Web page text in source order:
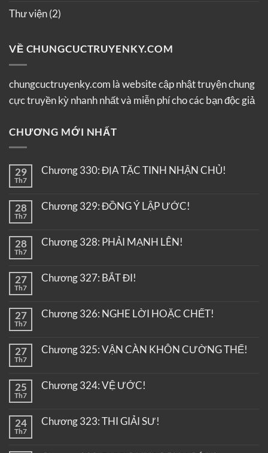
Thư viện(2)
VỀ CHUNGCUCTRUYENKY.COM
chungcuctruyenky.com là website cập nhật truyện chung
cực truyền kỳ nhanh nhất và miễn phí cho các bạn độc giả
CHƯƠNG MỚI NHẤT
29
Th7
Chương 330: ĐỊA TẶC TINH NHẬN CHỦ!
28
Th7
Chương 329: ĐỒNG Ý LẬP ƯỚC!
28
Th7
Chương 328: PHẢI MẠNH LÊN!
27
Th7
Chương 327: BẮT ĐI!
27
Th7
Chương 326: NGHE LỜI HOẶC CHẾT!
27
Th7
Chương 325: VẬN CÀN KHÔN CƯỜNG THẾ!
25
Th7
Chương 324: VỆ ƯỚC!
24
Th7
Chương 323: THI GIẢI SƯ!